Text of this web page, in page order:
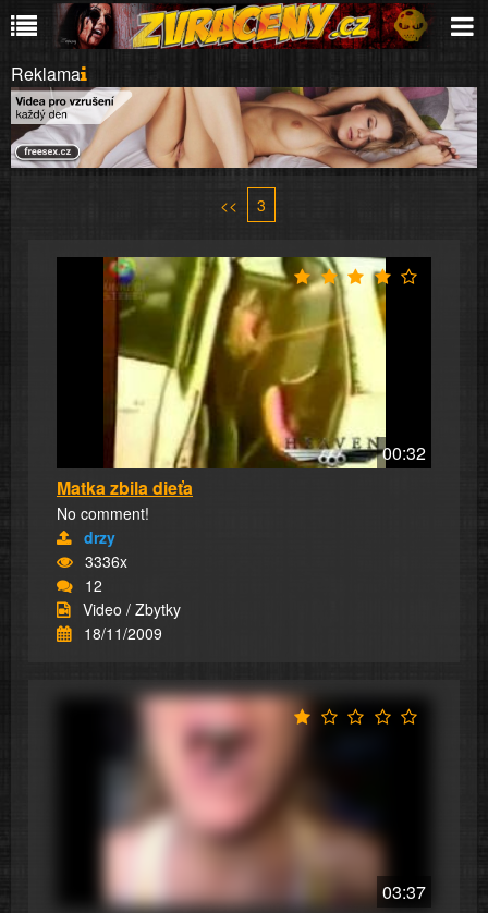
Reklama
<< 3
00:32
Matka zbila dieťa
No comment!
drzy
3336x
12
Video / Zbytky
18/11/2009
03:37